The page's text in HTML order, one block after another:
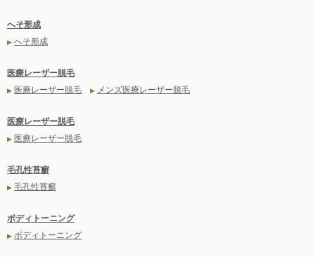
へそ形成
▶ へそ形成
医療レーザー脱毛
▶ 医療レーザー脱毛 ▶ メンズ医療レーザー脱毛
医療レーザー脱毛
▶ 医療レーザー脱毛
毛孔性苔癬
▶ 毛孔性苔癬
ボディトーニング
▶ ボディトーニング